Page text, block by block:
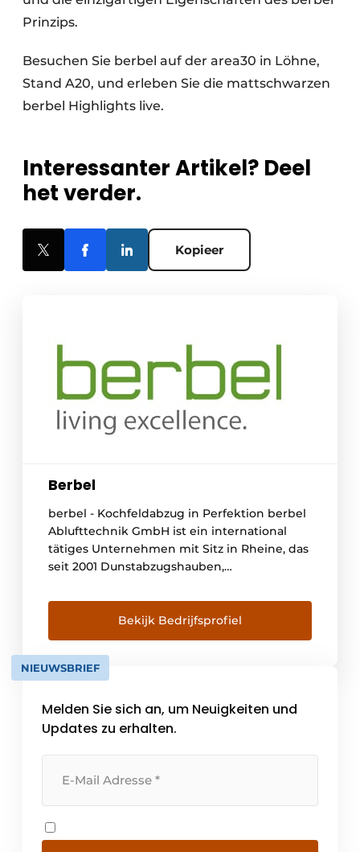
Prinzips.
Besuchen Sie berbel auf der area30 in Löhne,
Stand A20, und erleben Sie die mattschwarzen
berbel Highlights live.
Interessanter Artikel? Deel
het verder.
Kopieer
Berbel
berbel - Kochfeldabzug in Perfektion berbel
Ablufttechnik GmbH ist ein international
tätiges Unternehmen mit Sitz in Rheine, das
seit 2001 Dunstabzugshauben,
produziert und vertreibt. Mit dem
innovativen berbel Prinzip wurde die Idee
des perfekten Kochfeldabzuges geboren.
Dank der patentierten berbel Technologie
verschwinden Kochdünste und lästige
Geräuschpegel, zuverlässig und nachhaltig.
Die meisten [...]
Bekijk Bedrijfsprofiel
NIEUWSBRIEF
Melden Sie sich an, um Neuigkeiten und
Updates zu erhalten.